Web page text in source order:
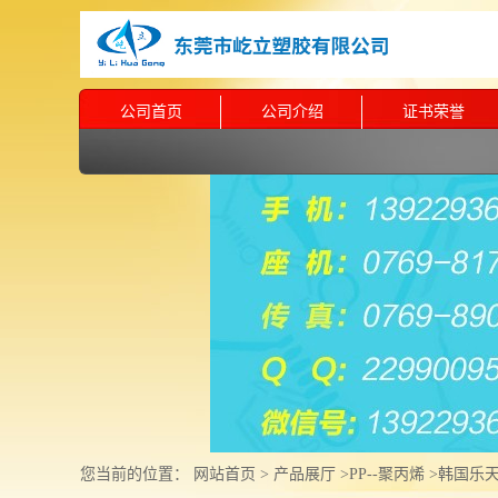
公司首页 公司介绍 证书荣誉
您当前的位置： 网站首页 > 产品展厅 >PP--聚丙烯 >韩国乐